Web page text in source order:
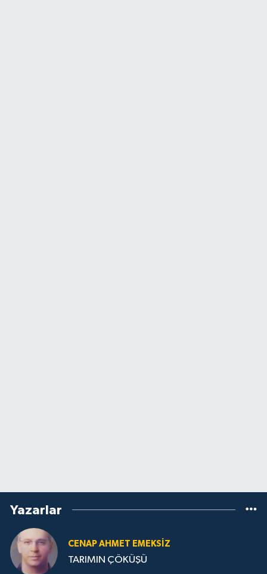
Yazarlar
CENAP AHMET EMEKSİZ
TARIMIN ÇÖKÜŞÜ